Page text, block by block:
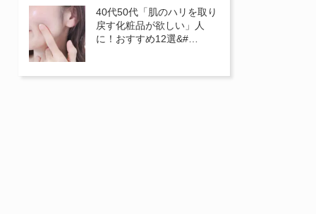
40代50代「肌のハリを取り
戻す化粧品が欲しい」人
に！おすすめ12選&#…